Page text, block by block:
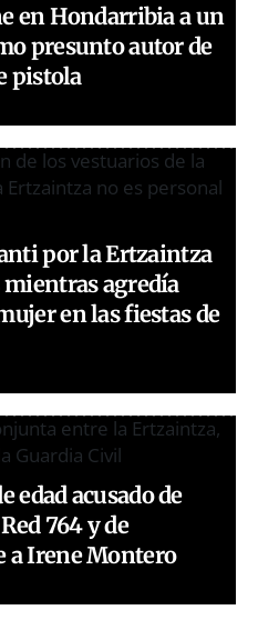
en Hondarribia a un
presunto autor de
pistola
por la Ertzaintza
agredía
en las fiestas de
edad acusado de
764 y de
a Irene Montero